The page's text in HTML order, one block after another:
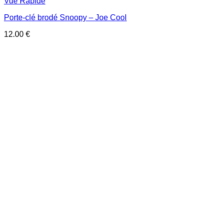
Porte-clé brodé Snoopy – Joe Cool
12.00 €